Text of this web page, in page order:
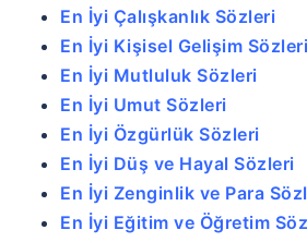
En İyi Çalışkanlık Sözleri
En İyi Kişisel Gelişim Sözleri
En İyi Mutluluk Sözleri
En İyi Umut Sözleri
En İyi Özgürlük Sözleri
En İyi Düş ve Hayal Sözleri
En İyi Zenginlik ve Para
En İyi Eğitim ve Öğretim